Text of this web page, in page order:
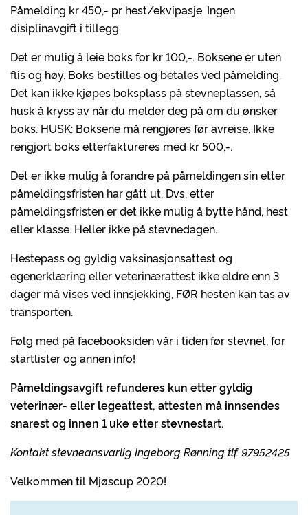
Påmelding kr 450,- pr hest/ekvipasje. Ingen
disiplinavgift i tillegg.
Det er mulig å leie boks for kr 100,-. Boksene er uten
flis og høy. Boks bestilles og betales ved påmelding.
Det kan ikke kjøpes boksplass på stevneplassen, så
husk å kryss av når du melder deg på om du ønsker
boks. HUSK: Boksene må rengjøres før avreise. Ikke
rengjort boks etterfaktureres med kr 500,-.
Det er ikke mulig å forandre på påmeldingen sin etter
påmeldingsfristen har gått ut. Dvs. etter
påmeldingsfristen er det ikke mulig å bytte hånd, hest
eller klasse. Heller ikke på stevnedagen.
Hestepass og gyldig vaksinasjonsattest og
egenerklæring eller veterinærattest ikke eldre enn 3
dager må vises ved innsjekking, FØR hesten kan tas av
transporten.
Følg med på facebooksiden vår i tiden før stevnet, for
startlister og annen info!
Påmeldingsavgift refunderes kun etter gyldig
veterinær- eller legeattest, attesten må innsendes
snarest og innen 1 uke etter stevnestart.
Kontakt stevneansvarlig Ingeborg Rønning tlf. 97952425
Velkommen til Mjøscup 2020!